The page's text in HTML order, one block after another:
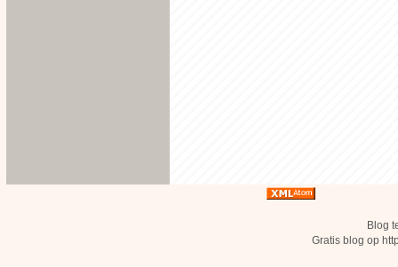
Blog
Gratis blog op